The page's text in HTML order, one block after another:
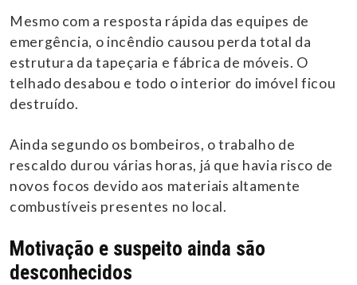
Mesmo com a resposta rápida das equipes de
emergência, o incêndio causou perda total da
estrutura da tapeçaria e fábrica de móveis. O
telhado desabou e todo o interior do imóvel ficou
destruído.
Ainda segundo os bombeiros, o trabalho de
rescaldo durou várias horas, já que havia risco de
novos focos devido aos materiais altamente
combustíveis presentes no local.
Motivação e suspeito ainda são
desconhecidos